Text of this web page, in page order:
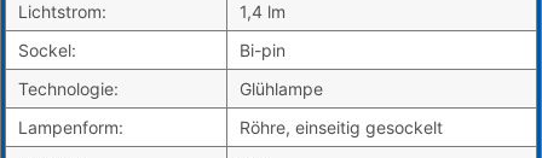
Lichtstrom:
1,4 lm
Sockel:
Bi-pin
Technologie:
Glühlampe
Lampenform:
Röhre, einseitig gesockelt